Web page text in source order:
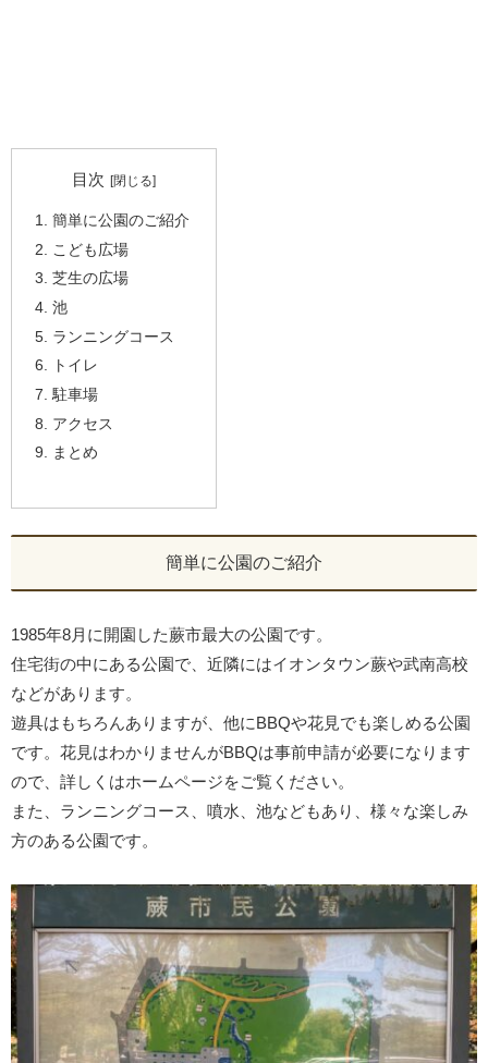
目次
簡単に公園のご紹介
こども広場
芝生の広場
池
ランニングコース
トイレ
駐車場
アクセス
まとめ
簡単に公園のご紹介
1985年8月に開園した蕨市最大の公園です。
住宅街の中にある公園で、近隣にはイオンタウン蕨や武南高校
などがあります。
遊具はもちろんありますが、他にBBQや花見でも楽しめる公園
です。花見はわかりませんがBBQは事前申請が必要になります
ので、詳しくはホームページをご覧ください。
また、ランニングコース、噴水、池などもあり、様々な楽しみ
方のある公園です。